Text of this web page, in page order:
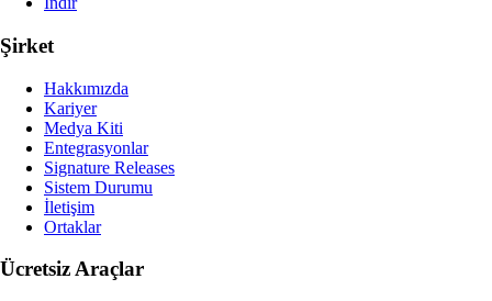
Şirket
Hakkımızda
Kariyer
Medya Kiti
Entegrasyonlar
Signature Releases
Sistem Durumu
İletişim
Ortaklar
Ücretsiz Araçlar